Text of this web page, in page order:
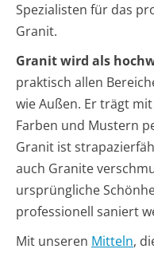
Spezialisten für das
Granit.
Granit wird als
praktisch allen
wie Außen. Er trägt
Farben und Mustern
Granit ist
auch Granite
ursprüngliche
professionell saniert
Mit unseren Mitteln,